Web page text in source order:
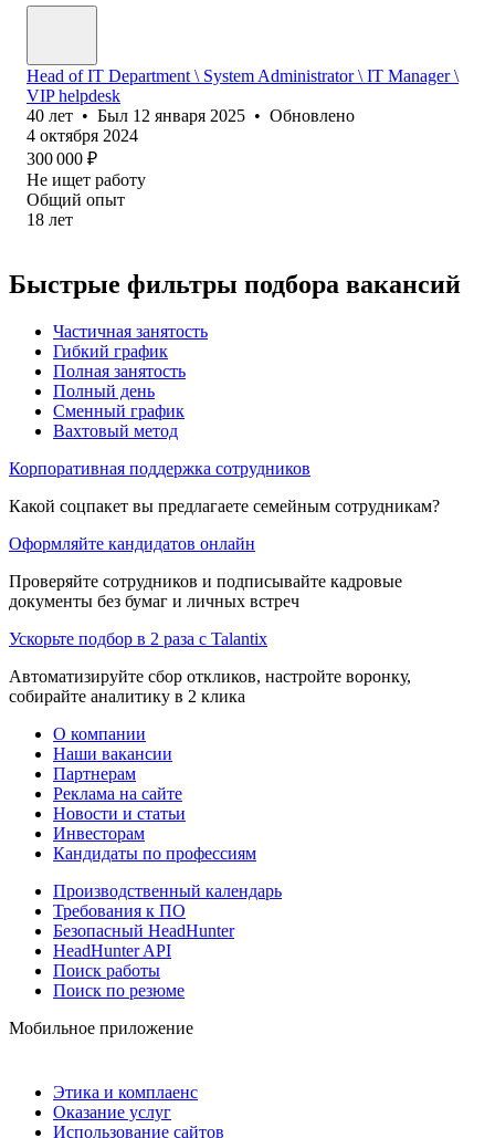
Head of IT Department \ System Administrator \ IT Manager \
VIP helpdesk
40 лет • Был 12 января 2025 • Обновлено
4 октября 2024
300 000 ₽
Не ищет работу
Общий опыт
18 лет
Быстрые фильтры подбора вакансий
Частичная занятость
Гибкий график
Полная занятость
Полный день
Сменный график
Вахтовый метод
Корпоративная поддержка сотрудников
Какой соцпакет вы предлагаете семейным сотрудникам?
Оформляйте кандидатов онлайн
Проверяйте сотрудников и подписывайте кадровые
документы без бумаг и личных встреч
Ускорьте подбор в 2 раза с Talantix
Автоматизируйте сбор откликов, настройте воронку,
собирайте аналитику в 2 клика
О компании
Наши вакансии
Партнерам
Реклама на сайте
Новости и статьи
Инвесторам
Кандидаты по профессиям
Производственный календарь
Требования к ПО
Безопасный HeadHunter
HeadHunter API
Поиск работы
Поиск по резюме
Мобильное приложение
Этика и комплаенс
Оказание услуг
Использование сайтов